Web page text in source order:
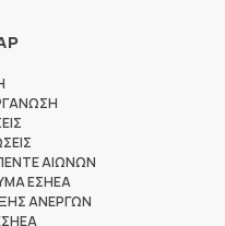
ΑΙΩΝΩΝ
ΕΣΗΕΑ
ΑΝΕΡΓΩΝ